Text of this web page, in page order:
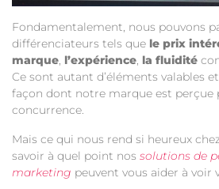
Fondamentalement, nous pouvons
différenciateurs tels que le prix
marque, l’expérience, la fluidité
Ce sont autant d’éléments valables
façon dont notre marque est perçue
concurrence.
Mais ce qui nous rend si heureux
savoir à quel point nos solutions de
marketing peuvent vous aider à voir